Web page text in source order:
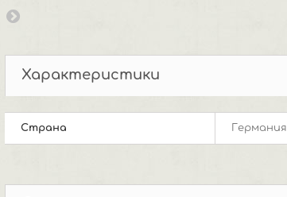
Характеристики
Страна Германия